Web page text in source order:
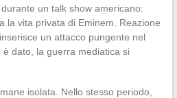
un talk show americano:
la vita privata di Eminem. Reazione
un attacco pungente nel
dato, la guerra mediatica si
isolata. Nello stesso periodo,